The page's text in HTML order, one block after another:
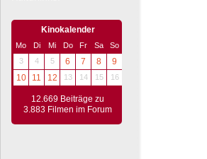
Kinokalender
Mo Di Mi Do Fr Sa
So
3
4 5 6 7 8
9
10
11 12 13 14 15 16
12.669 Beiträge zu
3.883 Filmen im Forum